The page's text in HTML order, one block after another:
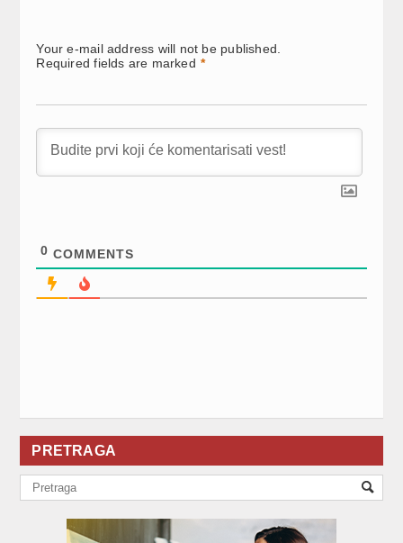
Your e-mail address will not be published.
Required fields are marked *
0 COMMENTS
PRETRAGA